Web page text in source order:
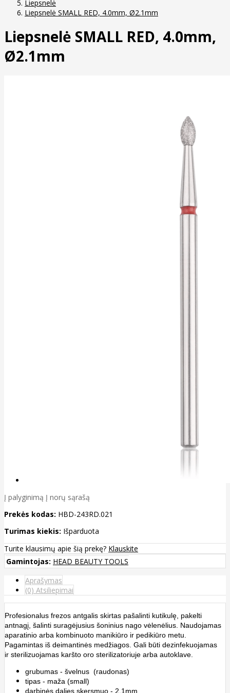
Liepsnelė
Liepsnelė SMALL RED, 4.0mm, Ø2.1mm
Liepsnelė SMALL RED, 4.0mm,
Ø2.1mm
Į palyginimą Į norų sąrašą
Prekės kodas: HBD-243RD.021
Turimas kiekis: Išparduota
Turite klausimų apie šią prekę? Klauskite
Gamintojas: HEAD BEAUTY TOOLS
Aprašymas
(0) Atsiliepimai
Profesionalus frezos antgalis skirtas pašalinti kutikulę, pakelti
antnagį, šalinti suragėjusius šoninius nago vėlenėlius. Naudojamas
aparatinio arba kombinuoto manikiūro ir pedikiūro metu.
Pagamintas iš deimantinės medžiagos. Gali būti dezinfekuojamas
ir sterilizuojamas karšto oro sterilizatoriuje arba autoklave.
grubumas - švelnus (raudonas)
tipas - maža (small)
darbinės dalies skersmuo - 2.1mm